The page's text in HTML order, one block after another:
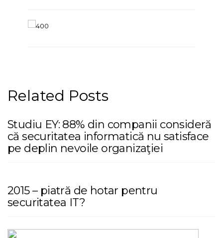
Related Posts
Studiu EY: 88% din companii consideră
că securitatea informatică nu satisface
pe deplin nevoile organizaţiei
2015 – piatră de hotar pentru
securitatea IT?